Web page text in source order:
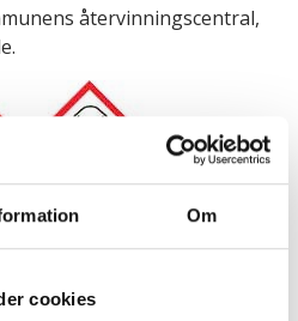
Om
cookies
återvinningscentral,
märkt med någon av de tre
och torr.